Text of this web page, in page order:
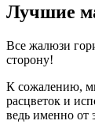
Лучшие
Все жалюзи
сторону!
К сожалению,
расцветок и
ведь именно от